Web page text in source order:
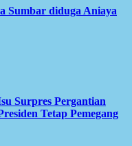
Sumbar diduga Aniaya
Surpres Pergantian
Tetap Pemegang